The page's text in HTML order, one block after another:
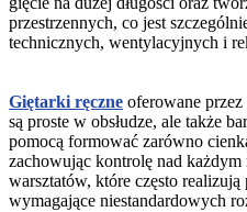
Nożyce ręczne MAX2000
ULTRA Lekkie nożyce ULC
MSHCM1 – nasadka
Jouanel – zaginacz rąbka
MACO – młotek PVC, trójkątna
145x75x35mm, drewniany
PABP – szczypce płaskie do
PABR – szczypce stożkowe do
Siłownik krótki 700N –
Śruba rzymska M14
Śruba rzymska M20 krótka
Tarcza kątomierza
przestrzennych, co jest
technicznych, wentylacyjnych i
Giętarki ręczne oferowane
są proste w obsłudze, ale także
pomocą formować zarówno
zachowując kontrolę nad
warsztatów, które często
wymagające niestandardowych